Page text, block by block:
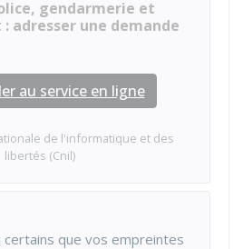
gendarmerie et
adresser une demande
au service en ligne
de l'informatique et des
libertés (Cnil)
certains que vos empreintes